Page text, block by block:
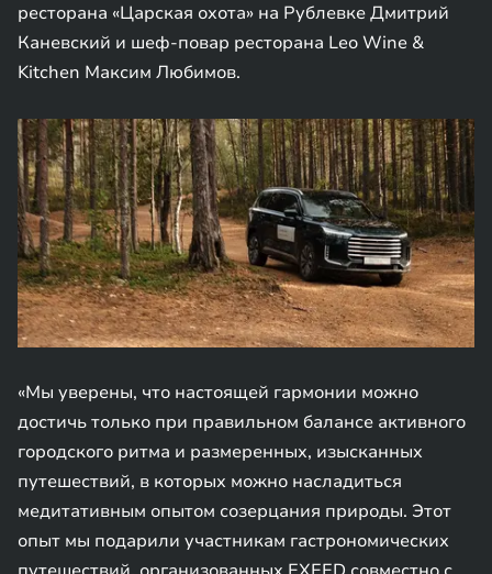
ресторана «Царская охота» на Рублевке Дмитрий
Каневский и шеф-повар ресторана Leo Wine &
Kitchen Максим Любимов.
«Мы уверены, что настоящей гармонии можно
достичь только при правильном балансе активного
городского ритма и размеренных, изысканных
путешествий, в которых можно насладиться
медитативным опытом созерцания природы. Этот
опыт мы подарили участникам гастрономических